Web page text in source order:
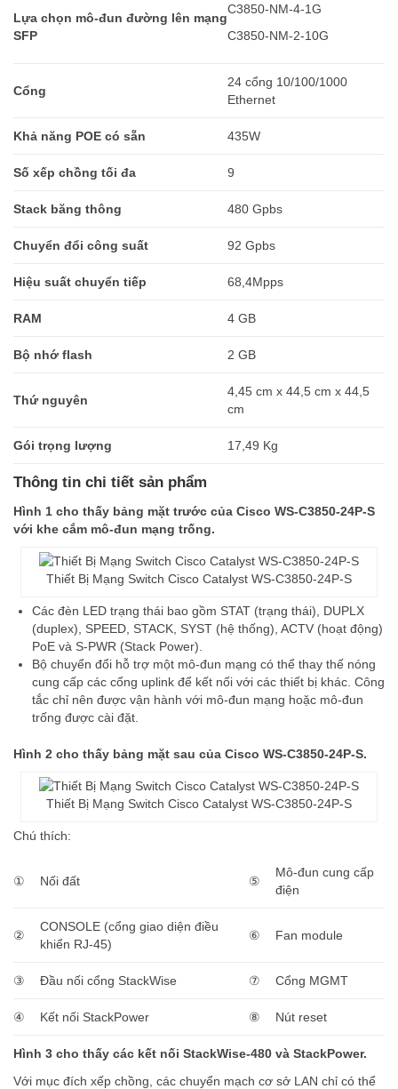
Lựa chọn mô-đun đường lên mạng
SFP
C3850-NM-4-1G
C3850-NM-2-10G
Cổng
24 cổng 10/100/1000
Ethernet
Khả năng POE có sẵn 435W
Số xếp chồng tối đa 9
Stack băng thông 480 Gpbs
Chuyển đổi công suất 92 Gpbs
Hiệu suất chuyển tiếp 68,4Mpps
RAM 4 GB
Bộ nhớ flash 2 GB
Thứ nguyên
4,45 cm x 44,5 cm x 44,5
cm
Gói trọng lượng 17,49 Kg
Thông tin chi tiết sản phẩm
Hình 1 cho thấy bảng mặt trước của Cisco WS-C3850-24P-S
với khe cắm mô-đun mạng trống.
Thiết Bị Mạng Switch Cisco Catalyst WS-C3850-24P-S
Các đèn LED trạng thái bao gồm STAT (trạng thái), DUPLX
(duplex), SPEED, STACK, SYST (hệ thống), ACTV (hoạt động)
PoE và S-PWR (Stack Power).
Bộ chuyển đổi hỗ trợ một mô-đun mạng có thể thay thế nóng
cung cấp các cổng uplink để kết nối với các thiết bị khác. Công
tắc chỉ nên được vận hành với mô-đun mạng hoặc mô-đun
trống được cài đặt.
Hình 2 cho thấy bảng mặt sau của Cisco WS-C3850-24P-S.
Thiết Bị Mạng Switch Cisco Catalyst WS-C3850-24P-S
Chú thích:
① Nối đất ⑤
Mô-đun cung cấp
điện
②
CONSOLE (cổng giao diện điều
khiển RJ-45)
⑥ Fan module
③ Đầu nối cổng StackWise ⑦ Cổng MGMT
④ Kết nối StackPower ⑧ Nút reset
Hình 3 cho thấy các kết nối StackWise-480 và StackPower.
Với mục đích xếp chồng, các chuyển mạch cơ sở LAN chỉ có thể